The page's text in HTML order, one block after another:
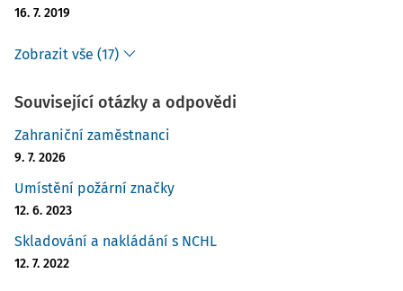
16. 7. 2019
Zobrazit vše (17)
Související otázky a odpovědi
Zahraniční zaměstnanci
9. 7. 2026
Umístění požární značky
12. 6. 2023
Skladování a nakládání s NCHL
12. 7. 2022